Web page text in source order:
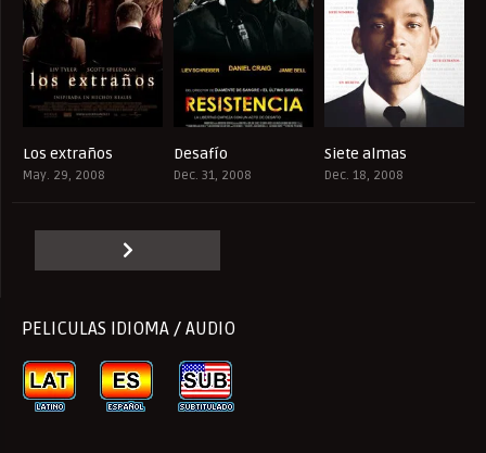
Los extraños
May. 29, 2008
Desafío
Dec. 31, 2008
Siete almas
Dec. 18, 2008
PELICULAS IDIOMA / AUDIO